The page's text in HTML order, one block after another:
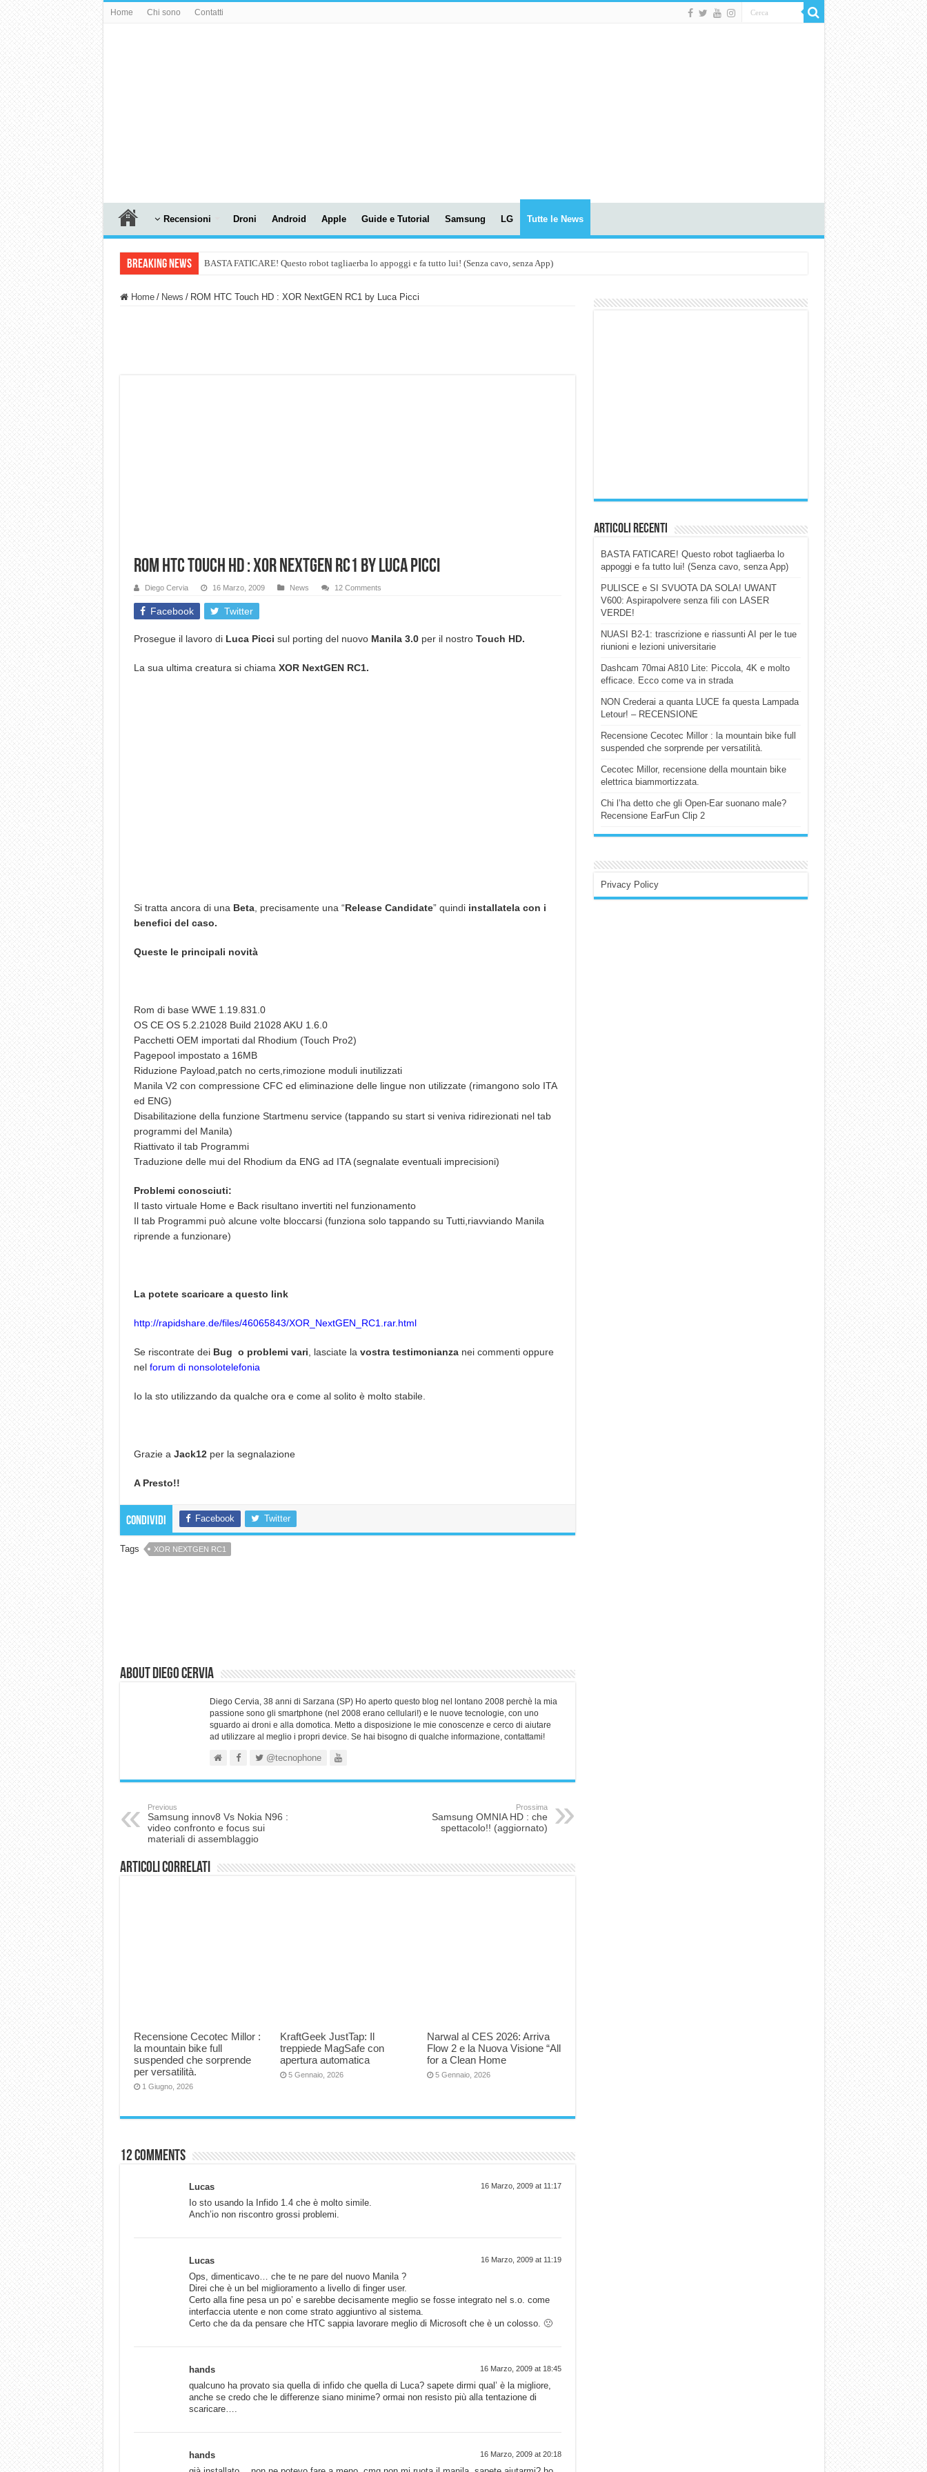
Home Chi sono Contatti
Recensioni Droni Android Apple Guide e Tutorial Samsung LG Tutte le News
Breaking News BASTA FATICARE! Questo robot tagliaerba lo appoggi e fa tutto lui! (Senza cavo, senza App)
Home / News / ROM HTC Touch HD : XOR NextGEN RC1 by Luca Picci
ROM HTC Touch HD : XOR NextGEN RC1 by Luca Picci
Diego Cervia 16 Marzo, 2009 News 12 Comments
Facebook Twitter
Prosegue il lavoro diLuca Picci sul porting del nuovoManila 3.0per il nostro Touch HD.
La sua ultima creatura si chiama XOR NextGEN RC1.
Si tratta ancora di una Beta, precisamente una “Release Candidate” quindi installatela con i
benefici del caso.
Queste le principali novità
Rom di base WWE 1.19.831.0
OS CE OS 5.2.21028 Build 21028 AKU 1.6.0
Pacchetti OEM importati dal Rhodium (Touch Pro2)
Pagepool impostato a 16MB
Riduzione Payload,patch no certs,rimozione moduli inutilizzati
Manila V2 con compressione CFC ed eliminazione delle lingue non utilizzate (rimangono solo ITA
ed ENG)
Disabilitazione della funzione Startmenu service (tappando su start si veniva ridirezionati nel tab
programmi del Manila)
Riattivato il tab Programmi
Traduzione delle mui del Rhodium da ENG ad ITA (segnalate eventuali imprecisioni)
Problemi conosciuti:
Il tasto virtuale Home e Back risultano invertiti nel funzionamento
Il tab Programmi può alcune volte bloccarsi (funziona solo tappando su Tutti,riavviando Manila
riprende a funzionare)
La potete scaricare a questo link
http://rapidshare.de/files/46065843/XOR_NextGEN_RC1.rar.html
Se riscontrate deiBug o problemi vari , lasciate la vostra testimonianzanei commenti oppure
nel forum di nonsolotelefonia
Io la sto utilizzando da qualche ora e come al solito è molto stabile.
Grazie a Jack12per la segnalazione
A Presto!!
Condividi Facebook Twitter
Tags XOR NEXTGEN RC1
About Diego Cervia
Diego Cervia, 38 anni di Sarzana (SP) Ho aperto questo blog nel lontano 2008 perchè la mia
passione sono gli smartphone (nel 2008 erano cellulari!) e le nuove tecnologie, con uno
sguardo ai droni e alla domotica. Metto a disposizione le mie conoscenze e cerco di aiutare
ad utilizzare al meglio i propri device. Se hai bisogno di qualche informazione, contattami!
@tecnophone
Previous
Samsung innov8 Vs Nokia N96 :
video confronto e focus sui
materiali di assemblaggio
Prossima
Samsung OMNIA HD : che
spettacolo!! (aggiornato)
Articoli correlati
Recensione Cecotec Millor :
la mountain bike full
suspended che sorprende
per versatilità.
1 Giugno, 2026
KraftGeek JustTap: Il
treppiede MagSafe con
apertura automatica
5 Gennaio, 2026
Narwal al CES 2026: Arriva
Flow 2 e la Nuova Visione “All
for a Clean Home
5 Gennaio, 2026
12 comments
Lucas 16 Marzo, 2009 at 11:17
Io sto usando la Infido 1.4 che è molto simile.
Anch’io non riscontro grossi problemi.
Lucas 16 Marzo, 2009 at 11:19
Ops, dimenticavo… che te ne pare del nuovo Manila ?
Direi che è un bel miglioramento a livello di finger user.
Certo alla fine pesa un po’ e sarebbe decisamente meglio se fosse integrato nel s.o. come
interfaccia utente e non come strato aggiuntivo al sistema.
Certo che da da pensare che HTC sappia lavorare meglio di Microsoft che è un colosso. 🙁
hands 16 Marzo, 2009 at 18:45
qualcuno ha provato sia quella di infido che quella di Luca? sapete dirmi qual’ è la migliore,
anche se credo che le differenze siano minime? ormai non resisto più alla tentazione di
scaricare….
hands 16 Marzo, 2009 at 20:18
Articoli Recenti
BASTA FATICARE! Questo robot tagliaerba lo
appoggi e fa tutto lui! (Senza cavo, senza App)
PULISCE e SI SVUOTA DA SOLA! UWANT
V600: Aspirapolvere senza fili con LASER
VERDE!
NUASI B2-1: trascrizione e riassunti AI per le tue
riunioni e lezioni universitarie
Dashcam 70mai A810 Lite: Piccola, 4K e molto
efficace. Ecco come va in strada
NON Crederai a quanta LUCE fa questa Lampada
Letour! – RECENSIONE
Recensione Cecotec Millor : la mountain bike full
suspended che sorprende per versatilità.
Cecotec Millor, recensione della mountain bike
elettrica biammortizzata.
Chi l’ha detto che gli Open-Ear suonano male?
Recensione EarFun Clip 2
Privacy Policy